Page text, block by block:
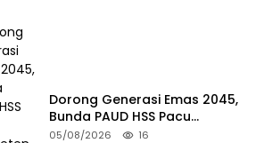
Dorong Generasi Emas 2045,
Bunda PAUD HSS Pacu
Kompetensi Guru dan
05/08/2026 16